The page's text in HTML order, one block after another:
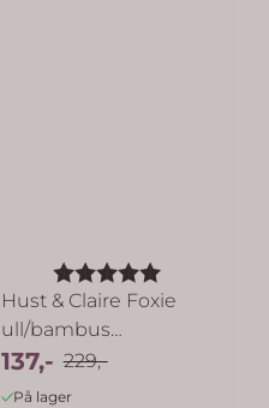
Karakter:
5.0 av 5
Hust & Claire Foxie
ull/bambus
strømpebukse til ...
137,- 229,-
På lager